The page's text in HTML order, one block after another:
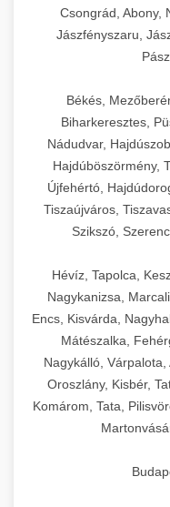
Csongrád, Abony,
Jászfényszaru,
Békés,
Biharkeresztes,
Nádudvar,
Hajdúböszörmény,
Újfehértó,
Tiszaújváros,
Szikszó,
Hévíz, Tapolca,
Nagykanizsa,
Encs, Kisvárda,
Mátészalka,
Nagykálló, Várpalota,
Oroszlány, Kisbér,
Komárom, Tata,